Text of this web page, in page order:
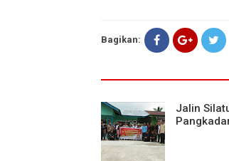
Bagikan:
Jalin